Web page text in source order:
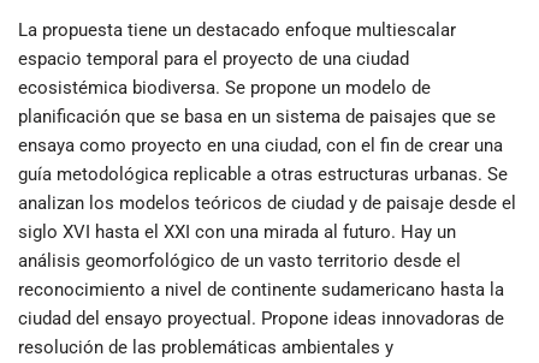
La propuesta tiene un destacado enfoque multiescalar
espacio temporal para el proyecto de una ciudad
ecosistémica biodiversa. Se propone un modelo de
planificación que se basa en un sistema de paisajes que se
ensaya como proyecto en una ciudad, con el fin de crear una
guía metodológica replicable a otras estructuras urbanas. Se
analizan los modelos teóricos de ciudad y de paisaje desde el
siglo XVI hasta el XXI con una mirada al futuro. Hay un
análisis geomorfológico de un vasto territorio desde el
reconocimiento a nivel de continente sudamericano hasta la
ciudad del ensayo proyectual. Propone ideas innovadoras de
resolución de las problemáticas ambientales y